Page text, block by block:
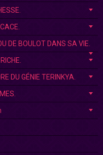
DE BOULOT DANS SA VIE.
DU GÉNIE TERINKYA.